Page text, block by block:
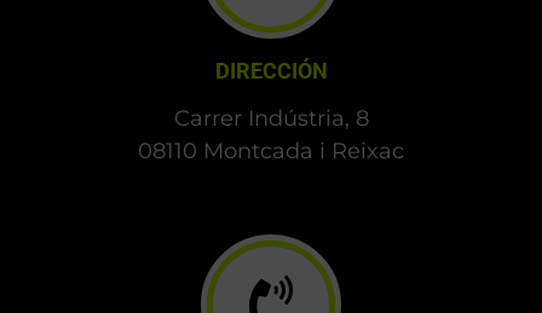
DIRECCIÓN
Carrer Indústria, 8
08110 Montcada i Reixac